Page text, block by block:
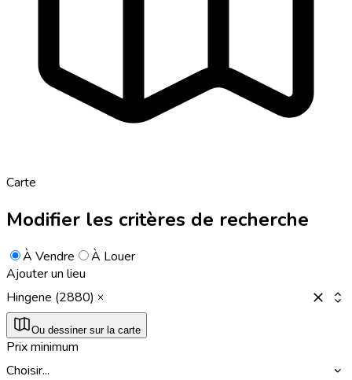
Carte
Modifier les critères de recherche
À Vendre
À Louer
Ajouter un lieu
Hingene (2880)
Ou dessiner sur la carte
Prix minimum
Choisir...